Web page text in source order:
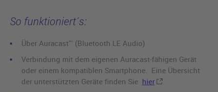
So funktioniert´s:
Über Auracast™ (Bluetooth LE Audio)
Verbindung mit dem eigenen Auracast-fähigen Gerät
oder einem kompatiblen Smartphone. Eine Übersicht
der unterstützten Geräte finden Sie hier
.